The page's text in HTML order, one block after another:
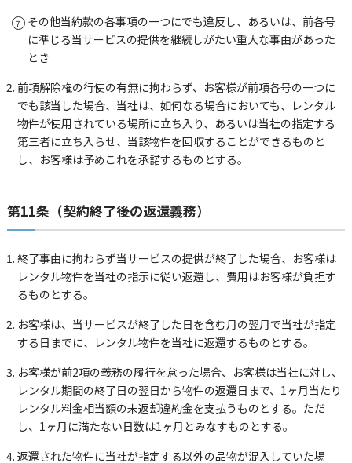
その他当約款の各事項の一つにでも違反し、あるいは、前各号
に準じる当サービスの提供を継続しがたい重大な事由があった
とき
前項解除権の行使の有無に拘わらず、お客様が前項各号の一つに
でも該当した場合、当社は、如何なる場合においても、レンタル
物件が使用されている場所に立ち入り、あるいは当社の指定する
第三者に立ち入らせ、当該物件を回収することができるものと
し、お客様は予めこれを承諾するものとする。
第11条（契約終了後の返還義務）
終了事由に拘わらず当サービスの提供が終了した場合、お客様は
レンタル物件を当社の指示に従い返還し、費用はお客様が負担す
るものとする。
お客様は、当サービスが終了した日を含む月の翌月で当社が指定
する日までに、レンタル物件を当社に返還するものとする。
お客様が前2項の義務の履行を怠った場合、お客様は当社に対し、
レンタル期間の終了日の翌日から物件の返還日まで、1ヶ月当たり
レンタル料金相当額の未返却違約金を支払うものとする。ただ
し、1ヶ月に満たない日数は1ヶ月とみなすものとする。
返還された物件に当社が指定する以外の品物が混入していた場